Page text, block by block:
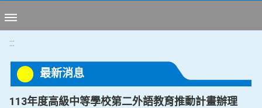
:::
最新消息
113年度高級中等學校第二外語教育推動計畫辦理